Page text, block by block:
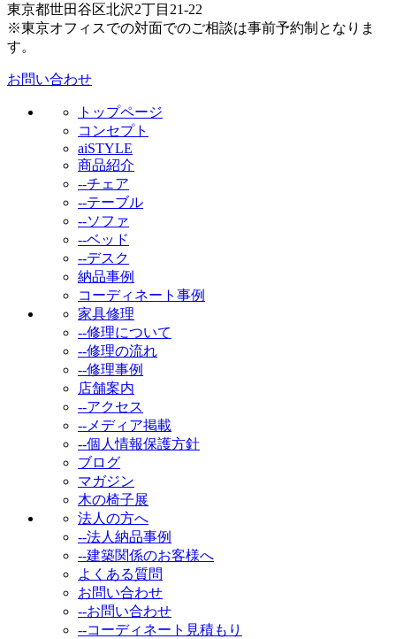
東京都世田谷区北沢2丁目21-22
※東京オフィスでの対面でのご相談は事前予約制となりま
す。
お問い合わせ
トップページ
コンセプト
aiSTYLE
商品紹介
--チェア
--テーブル
--ソファ
--ベッド
--デスク
納品事例
コーディネート事例
家具修理
--修理について
--修理の流れ
--修理事例
店舗案内
--アクセス
--メディア掲載
--個人情報保護方針
ブログ
マガジン
木の椅子展
法人の方へ
--法人納品事例
--建築関係のお客様へ
よくある質問
お問い合わせ
--お問い合わせ
--コーディネート見積もり